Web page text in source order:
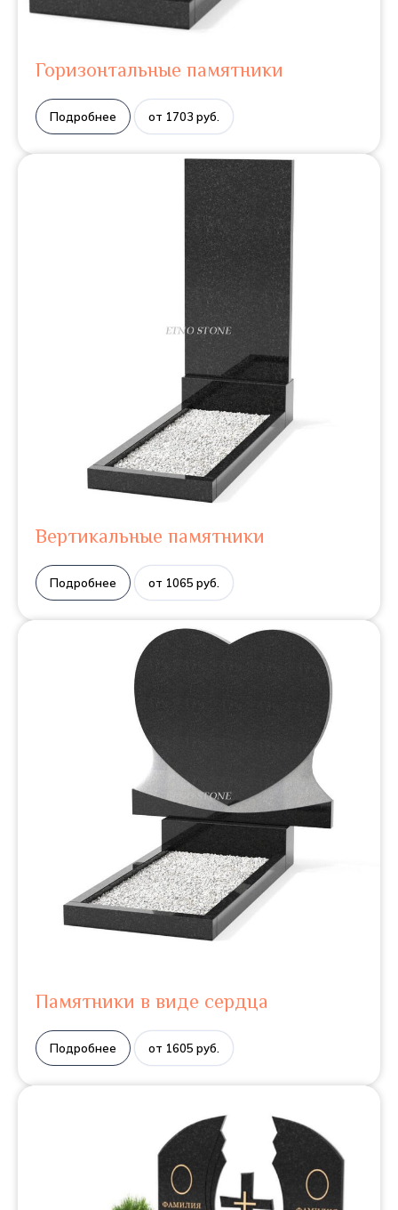
Горизонтальные памятники
Подробнее от 1703 руб.
Вертикальные памятники
Подробнее от 1065 руб.
Памятники в виде сердца
Подробнее от 1605 руб.